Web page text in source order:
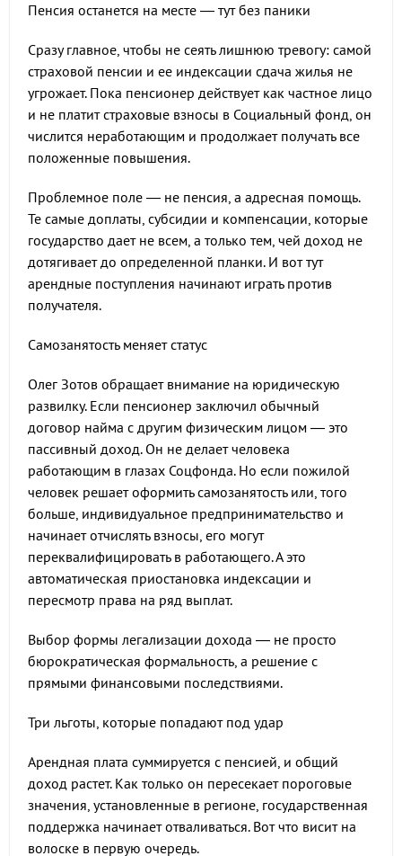
Пенсия останется на месте — тут без паники
Сразу главное, чтобы не сеять лишнюю тревогу: самой
страховой пенсии и ее индексации сдача жилья не
угрожает. Пока пенсионер действует как частное лицо
и не платит страховые взносы в Социальный фонд, он
числится неработающим и продолжает получать все
положенные повышения.
Проблемное поле — не пенсия, а адресная помощь.
Те самые доплаты, субсидии и компенсации, которые
государство дает не всем, а только тем, чей доход не
дотягивает до определенной планки. И вот тут
арендные поступления начинают играть против
получателя.
Самозанятость меняет статус
Олег Зотов обращает внимание на юридическую
развилку. Если пенсионер заключил обычный
договор найма с другим физическим лицом — это
пассивный доход. Он не делает человека
работающим в глазах Соцфонда. Но если пожилой
человек решает оформить самозанятость или, того
больше, индивидуальное предпринимательство и
начинает отчислять взносы, его могут
переквалифицировать в работающего. А это
автоматическая приостановка индексации и
пересмотр права на ряд выплат.
Выбор формы легализации дохода — не просто
бюрократическая формальность, а решение с
прямыми финансовыми последствиями.
Три льготы, которые попадают под удар
Арендная плата суммируется с пенсией, и общий
доход растет. Как только он пересекает пороговые
значения, установленные в регионе, государственная
поддержка начинает отваливаться. Вот что висит на
волоске в первую очередь.